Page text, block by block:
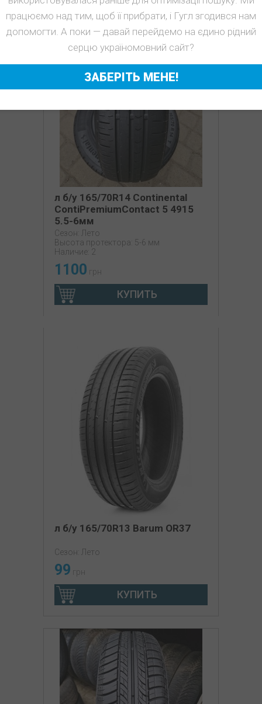
л б/у 165/70R14 Continental
ContiPremiumContact 5 4915
5.5-6мм
Сезон: Лето
Высота протектора: 5-6 мм
Наличие: 2
1100 грн
КУПИТЬ
л б/у 165/70R13 Barum OR37
Сезон: Лето
99 грн
КУПИТЬ
працюємо над тим, щоб її прибрати, і Гугл згодився нам
допомогти. А поки — давай перейдемо на єдино рідний
серцю україномовний сайт?
ЗАБЕРІТЬ МЕНЕ!